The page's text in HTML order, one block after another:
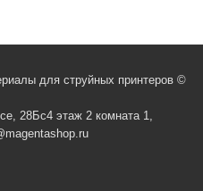
для струйных принтеров ©
28Бс4 этаж 2 комната 1,